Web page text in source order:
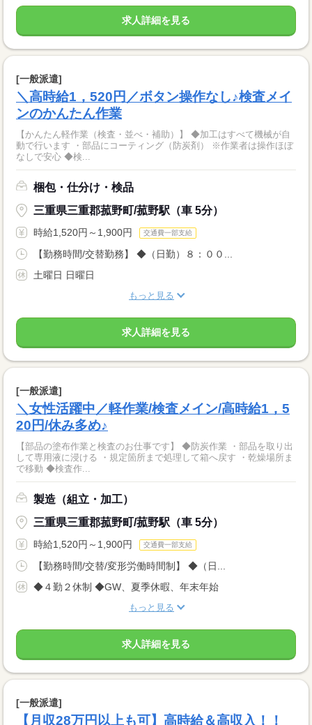
求人詳細を見る
[一般派遣]
＼高時給1，520円／ボタン操作なし♪検査メイ
ンのかんたん作業
【かんたん軽作業（検査・並べ・補助）】 ◆加工はすべて機械が自
動で行います ・部品にコーティング（防炭剤） ※作業者は操作ほぼ
なしで安心 ◆検...
梱包・仕分け・検品
三重県三重郡菰野町/菰野駅（車 5分）
時給1,520円～1,900円 交通費一部支給
【勤務時間/交替勤務】 ◆（日勤）８：００...
土曜日 日曜日
もっと見る
求人詳細を見る
[一般派遣]
＼女性活躍中／軽作業/検査メイン/高時給1，5
20円/休み多め♪
【部品の塗布作業と検査のお仕事です】 ◆防炭作業 ・部品を取り出
して専用液に浸ける ・規定箇所まで処理して箱へ戻す ・乾燥場所ま
で移動 ◆検査作...
製造（組立・加工）
三重県三重郡菰野町/菰野駅（車 5分）
時給1,520円～1,900円 交通費一部支給
【勤務時間/交替/変形労働時間制】 ◆（日...
◆４勤２休制 ◆GW、夏季休暇、年末年始
もっと見る
求人詳細を見る
[一般派遣]
【月収28万円以上も可】高時給＆高収入！！